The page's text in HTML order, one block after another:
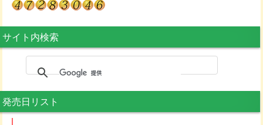
サイト内検索
発売日リスト